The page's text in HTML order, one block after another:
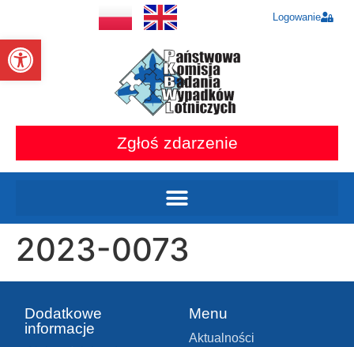
Otwórz pasek narzędzi
Logowanie
Zgłoś zdarzenie
2023-0073
Dodatkowe
informacje
Menu
Aktualności